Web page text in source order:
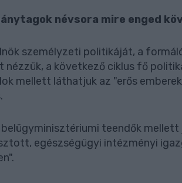
névsora mire enged
személyzeti politikáját, a
nézzük, a következő ciklus fő
mellett láthatjuk az "erős
belügyminisztériumi teendők
egészségügyi intézményi